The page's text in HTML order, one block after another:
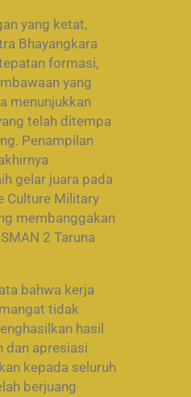
yang ketat,
Bhayangkara
formasi,
yang
menunjukkan
telah ditempa
Penampilan
gelar juara pada
Culture Military
membanggakan
2 Taruna
bahwa kerja
tidak
hasil
dan apresiasi
kepada seluruh
berjuang